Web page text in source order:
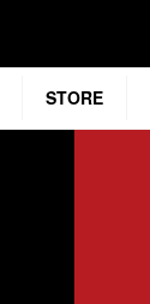
STORE